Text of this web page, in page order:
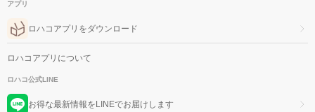
アプリ
ロハコアプリをダウンロード
ロハコアプリについて
ロハコ公式LINE
お得な最新情報をLINEでお届けします